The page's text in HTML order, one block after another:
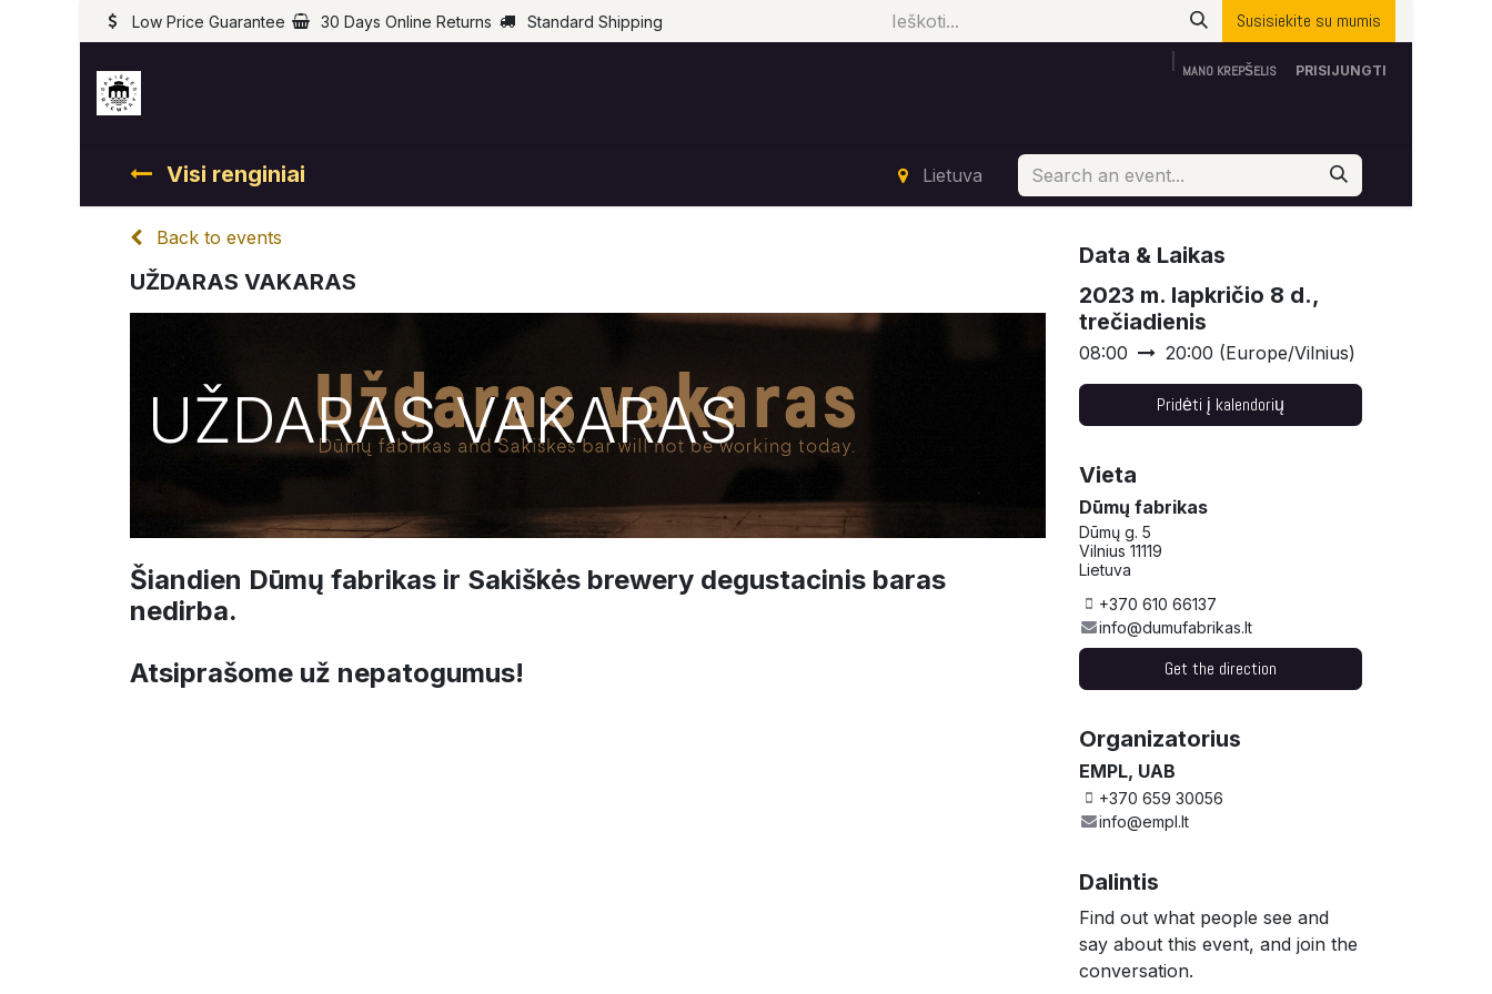
Low Price Guarantee 30 Days Online Returns Standard Shipping Susisiekite su mumis
MANO KREPŠELIS PRISIJUNGTI
Visi renginiai Lietuva
Back to events
UŽDARAS VAKARAS
UŽDARAS VAKARAS
Šiandien Dūmų fabrikas ir Sakiškės brewery degustacinis baras
nedirba.
Atsiprašome už nepatogumus!
Data & Laikas
2023 m. lapkričio 8 d.,
trečiadienis
08:00 20:00 (Europe/Vilnius)
Pridėti į kalendorių
Vieta
Dūmų fabrikas
Dūmų g. 5
Vilnius 11119
Lietuva
+370 610 66137
info@dumufabrikas.lt
Get the direction
Organizatorius
EMPL, UAB
+370 659 30056
info@empl.lt
Dalintis
Find out what people see and
say about this event, and join the
conversation.